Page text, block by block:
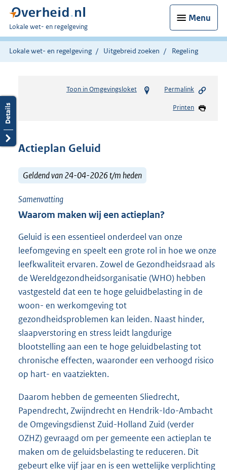
Menu
U
bent
hier:
Lokale wet- en regelgeving
Lokale wet- en regelgeving Uitgebreid zoeken Regeling
Toon in Omgevingsloket Permalink
Printen
Actieplan Geluid
Geldend van 24-04-2026 t/m heden
Samenvatting
Waarom maken wij een actieplan?
Geluid is een essentieel onderdeel van onze
leefomgeving en speelt een grote rol in hoe we onze
leefkwaliteit ervaren. Zowel de Gezondheidsraad als
de Wereldgezondheidsorganisatie (WHO) hebben
vastgesteld dat een te hoge geluidbelasting in de
woon- en werkomgeving tot
gezondheidsproblemen kan leiden. Naast hinder,
slaapverstoring en stress leidt langdurige
blootstelling aan een te hoge geluidbelasting tot
chronische effecten, waaronder een verhoogd risico
op hart- en vaatziekten.
Daarom hebben de gemeenten Sliedrecht,
Papendrecht, Zwijndrecht en Hendrik-Ido-Ambacht
de Omgevingsdienst Zuid-Holland Zuid (verder
OZHZ) gevraagd om per gemeente een actieplan te
maken om de geluidsbelasting te reduceren. Dit
gebeurt elke vijf jaar en is een wettelijke verplichting